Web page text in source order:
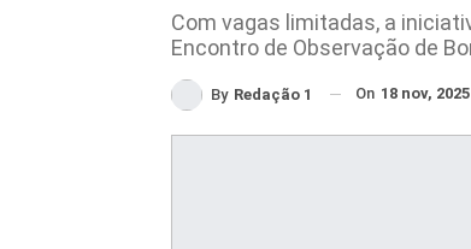
Com vagas limitadas, a
Encontro de Observação de
By Redação 1 On 18 nov, 2025